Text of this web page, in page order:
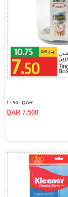
QAR ١٠.٧٥٠
QAR 7.500